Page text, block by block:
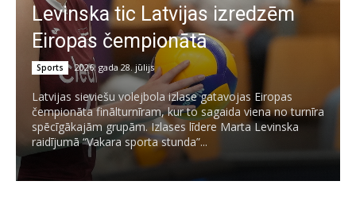
Levinska tic Latvijas izredzēm
Eiropas čempionātā
Sports 2026. gada 28. jūlijs
Latvijas sieviešu volejbola izlase gatavojas Eiropas
čempionāta finālturnīram, kur to sagaida viena no turnīra
spēcīgākajām grupām. Izlases līdere Marta Levinska
raidījumā “Vakara sporta stunda”...